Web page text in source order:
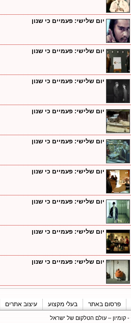
יום שלישי: פעמיים כי שנון
יום שלישי: פעמיים כי שנון
יום שלישי: פעמיים כי שנון
יום שלישי: פעמיים כי שנון
יום שלישי: פעמיים כי שנון
יום שלישי: פעמיים כי שנון
יום שלישי: פעמיים כי שנון
יום שלישי: פעמיים כי שנון
יום שלישי: פעמיים כי שנון
פרסום באתר בעלי מקצוע עיצוב אתרים